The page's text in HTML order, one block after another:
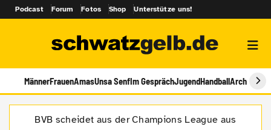
Podcast Forum Fotos Shop Unterstütze uns!
MännerFrauenAmasUnsa SenfIm GesprächJugendHandballArchiv
BVB scheidet aus der Champions League aus